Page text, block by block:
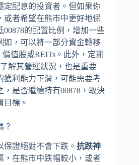
定配息的投資者。但如果你
或者希望在熊市中更好地保
的配置比例，增加一些
如，可以將一部分資金轉移
值股或REITs。此外，定期
解其營運狀況，也是重要
獲利能力下滑，可能需要考
，是否繼續持有00878，取決
目標。
？
證絕對不會下跌。 抗跌神
，在熊市中跌幅較小，或者